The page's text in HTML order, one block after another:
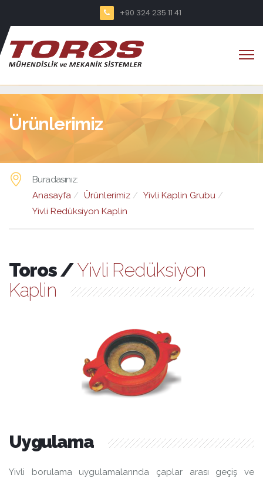
+90 324 235 11 41
Ürünlerimiz
Buradasınız:
Anasayfa
Ürünlerimiz
Yivli Kaplin Grubu
Yivli Redüksiyon Kaplin
Toros /Yivli Redüksiyon
Kaplin
Uygulama
Yivli borulama uygulamalarında çaplar arası geçiş ve